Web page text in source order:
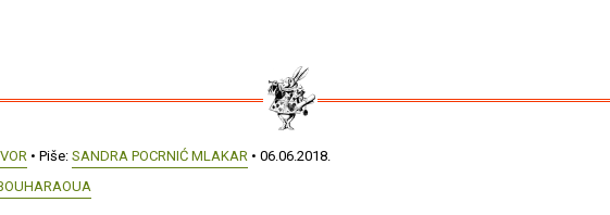
• Piše: SANDRA POCRNIĆ MLAKAR • 06.06.2018.